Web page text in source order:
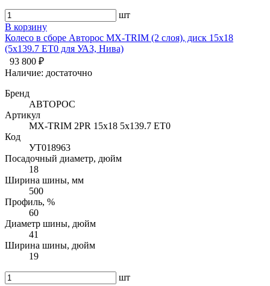
шт
В корзину
Колесо в сборе Авторос MX-TRIM (2 слоя), диск 15х18
(5x139.7 ET0 для УАЗ, Нива)
93 800 ₽
Наличие: достаточно
Бренд
АВТОРОС
Артикул
MX-TRIM 2PR 15х18 5x139.7 ET0
Код
УТ018963
Посадочный диаметр, дюйм
18
Ширина шины, мм
500
Профиль, %
60
Диаметр шины, дюйм
41
Ширина шины, дюйм
19
шт